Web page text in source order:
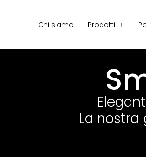
Chi siamo Prodotti
La nostra